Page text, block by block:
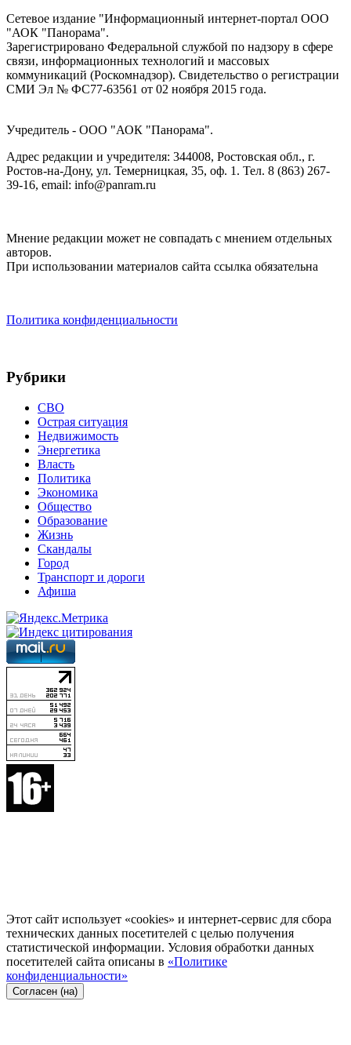
Сетевое издание "Информационный интернет-портал ООО
"АОК "Панорама".
Зарегистрировано Федеральной службой по надзору в сфере
связи, информационных технологий и массовых
коммуникаций (Роскомнадзор). Cвидетельство о регистрации
СМИ Эл № ФС77-63561 от 02 ноября 2015 года.
Учредитель - ООО "АОК "Панорама".
Адрес редакции и учредителя: 344008, Ростовская обл., г.
Ростов-на-Дону, ул. Темерницкая, 35, оф. 1. Тел. 8 (863) 267-
39-16, email: info@panram.ru
Мнение редакции может не совпадать с мнением отдельных
авторов.
При использовании материалов сайта ссылка обязательна
Политика конфиденциальности
Рубрики
СВО
Острая ситуация
Недвижимость
Энергетика
Власть
Политика
Экономика
Общество
Образование
Жизнь
Скандалы
Город
Транспорт и дороги
Афиша
Этот сайт использует «cookies» и интернет-сервис для сбора
технических данных посетителей с целью получения
статистической информации. Условия обработки данных
посетителей сайта описаны в «Политике
конфиденциальности»
Согласен (на)